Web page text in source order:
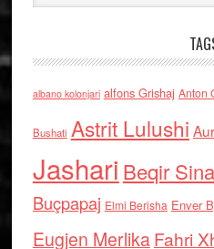
albano kolonjari alfons Grishaj Anton
Bushati Astrit Lulushi
Jashari Beqir Sina
Buçpapaj Elmi Berisha Enver
Eugjen MerlikaFahri